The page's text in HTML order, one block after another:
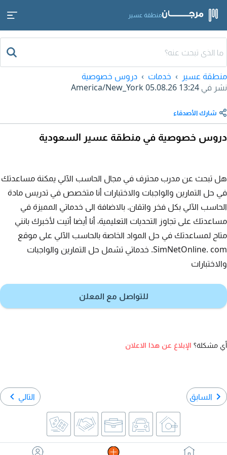
منطقة عسير
منطقة عسير خدمات
دروس خصوصية
نشر في 05.08.26 13:24
شارك الأصدقاء
دروس خصوصية في منطقة عسير السعودية
هل تبحث عن مدرب محترف في مجال الحاسب الآلي يمكنة مساعدتك
في حل التمارين والواجبات والاختبارات أنا متخصص في تدريس مادة
الحاسب الآلي بكل فخر واتقان. بالاضافة الى خدماتي المميزة في
مساعدتك على تجاوز التحديات التعليمية، أنا أيضا أتيت لأخبرك بانني
متاح لمساعدتك في حل المواد الخاصة بالحاسب الآلي على موقع
SimNetOnline. com. خدماتي تشمل حل التمارين والواجبات
والاختبارات
للتواصل مع المعلن
أي مشكلة؟ الإبلاغ عن هذا الاعلان
السابق التالي